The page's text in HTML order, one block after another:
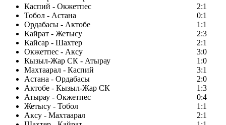
Каспий - Окжетпес
2:1
Тобол - Астана
0:1
Ордабасы - Актобе
1:1
Кайрат - Жетысу
2:3
Кайсар - Шахтер
2:1
Окжетпес - Аксу
3:0
Кызыл-Жар СК - Атырау
1:0
Махтаарал - Каспий
3:1
Астана - Ордабасы
2:0
Актобе - Кызыл-Жар СК
1:3
Атырау - Окжетпес
0:4
Жетысу - Тобол
1:1
Аксу - Махтаарал
2:1